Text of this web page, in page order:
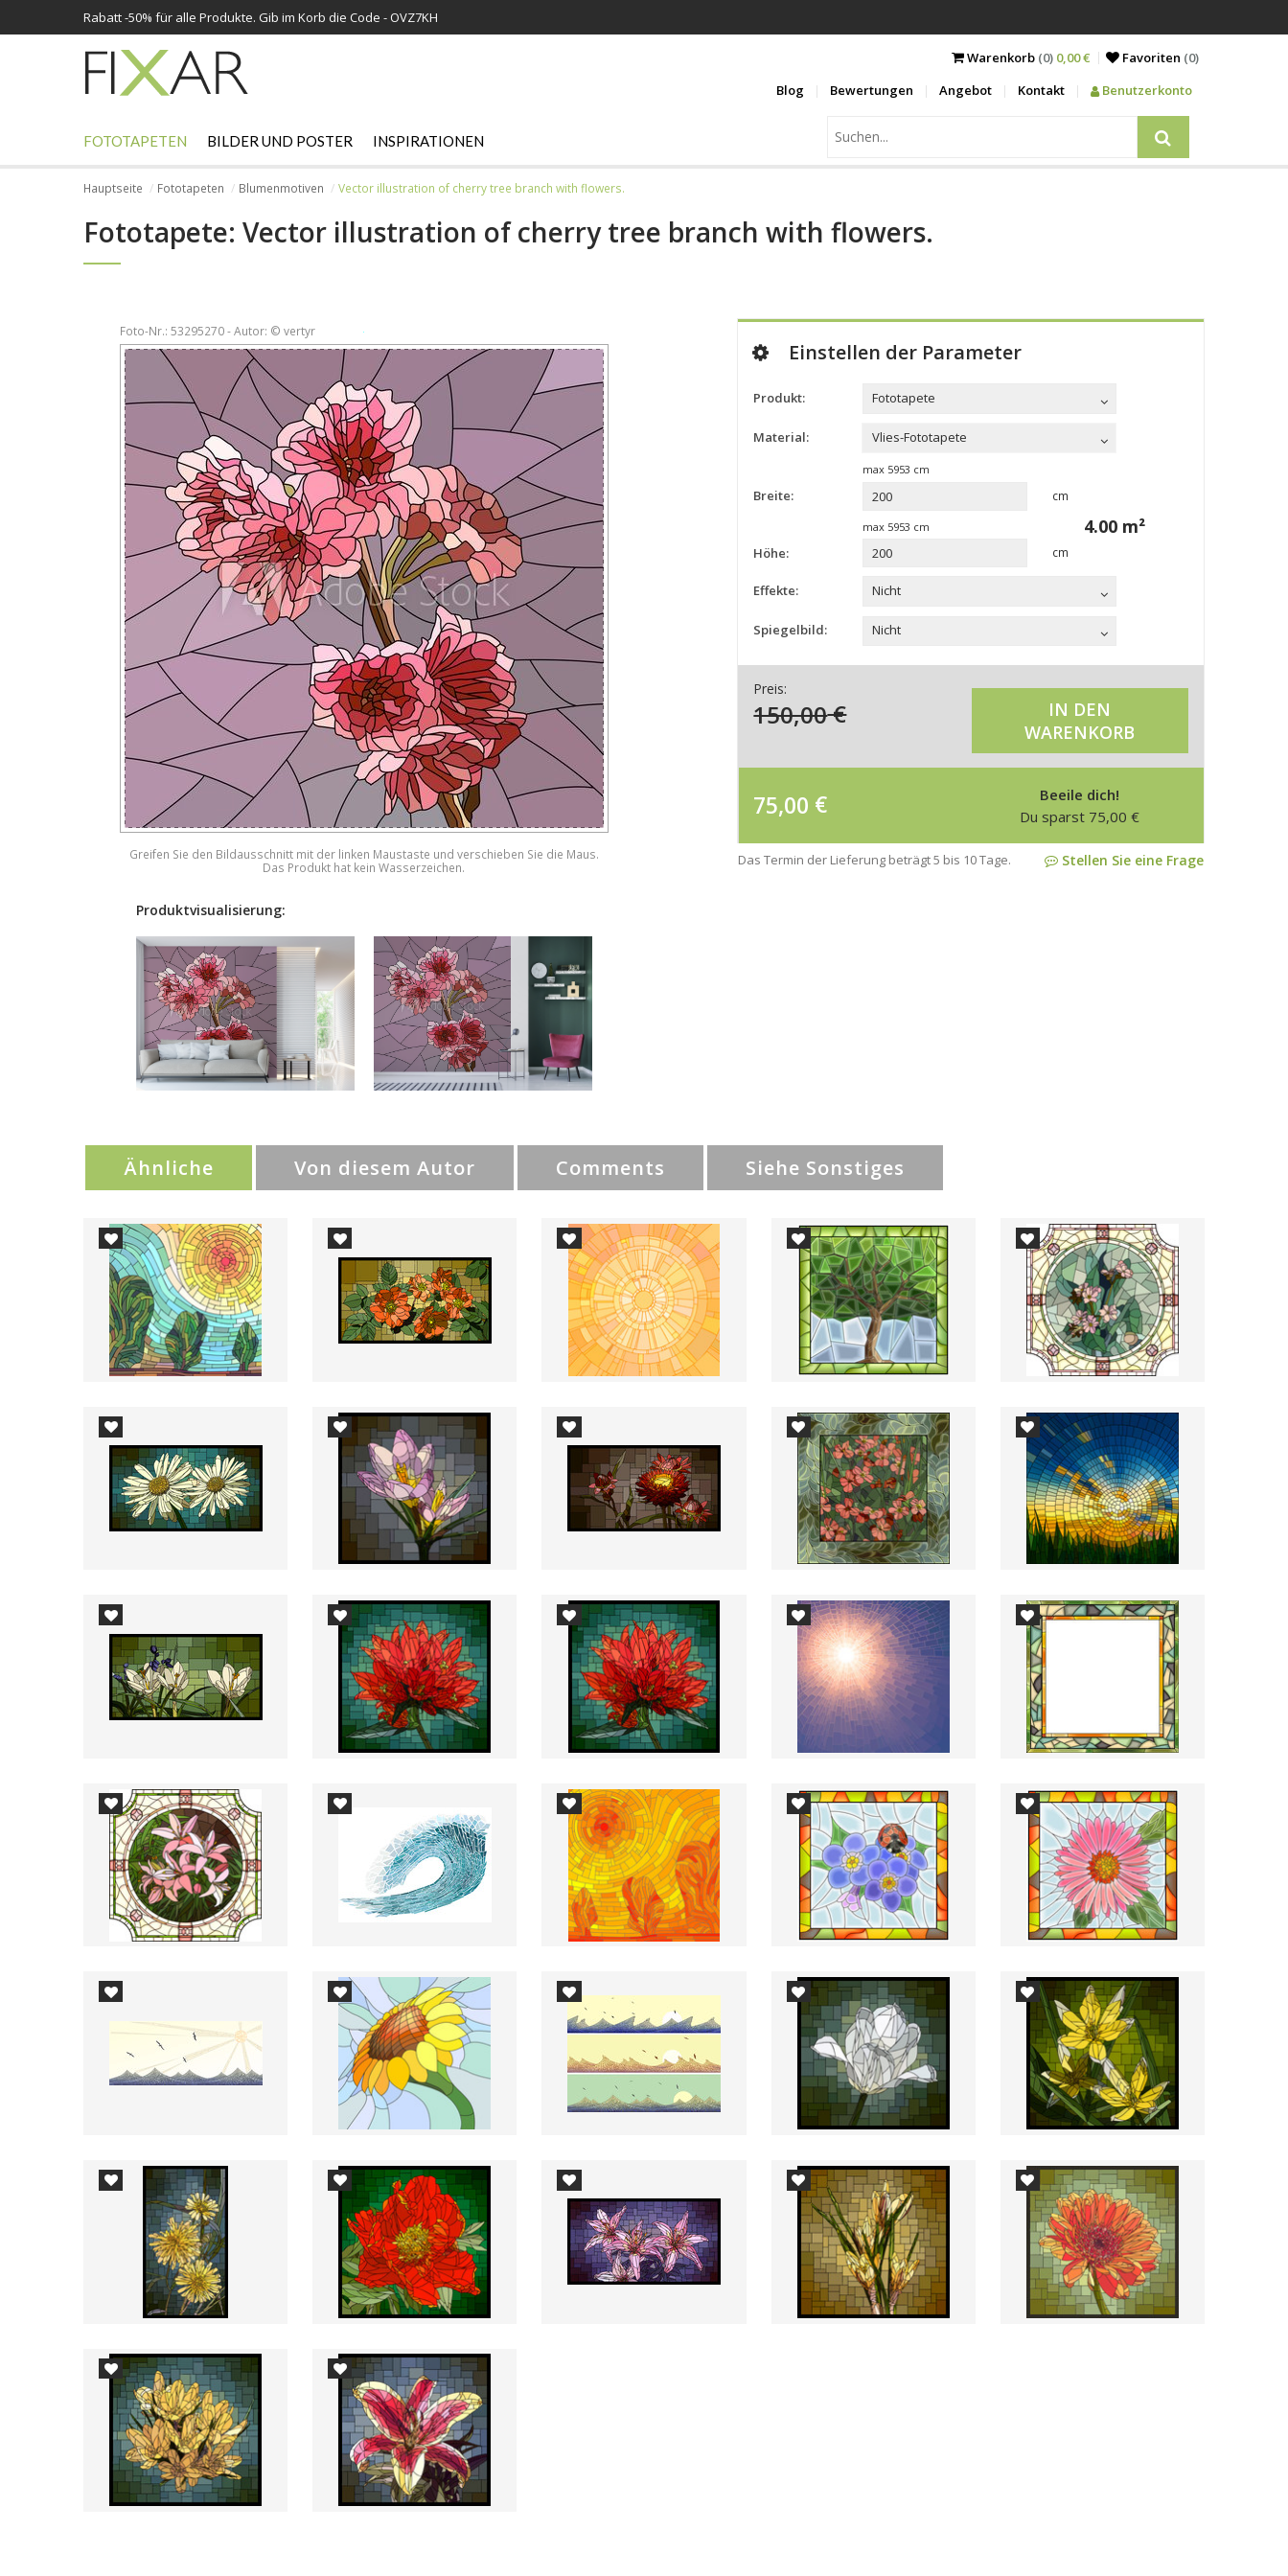
Rabatt -50% für alle Produkte. Gib im Korb die Code - OVZ7KH
Warenkorb(0) 0,00 € Favoriten (0)
Blog
Bewertungen Angebot Kontakt Benutzerkonto
FOTOTAPETEN BILDER UND POSTER INSPIRATIONEN
Hauptseite Fototapeten Blumenmotiven Vector illustration of cherry tree branch with flowers.
Fototapete: Vector illustration of cherry tree branch with flowers.
Foto-Nr.: 53295270 - Autor: © vertyr
Greifen Sie den Bildausschnitt mit der linken Maustaste und verschieben Sie die Maus.
Das Produkt hat kein Wasserzeichen.
Produktvisualisierung:
Einstellen der Parameter
Produkt: Fototapete
Material: Vlies-Fototapete
max 5953 cm
Breite: cm
max 5953 cm
Höhe: cm
4.00 m²
Effekte: Nicht
Spiegelbild: Nicht
Preis:
150,00€
IN DEN
WARENKORB
75,00 €
Beeile dich!
Du sparst 75,00 €
Das Termin der Lieferung beträgt 5 bis 10 Tage. Stellen Sie eine Frage
Ähnliche Von diesem Autor Comments Siehe Sonstiges